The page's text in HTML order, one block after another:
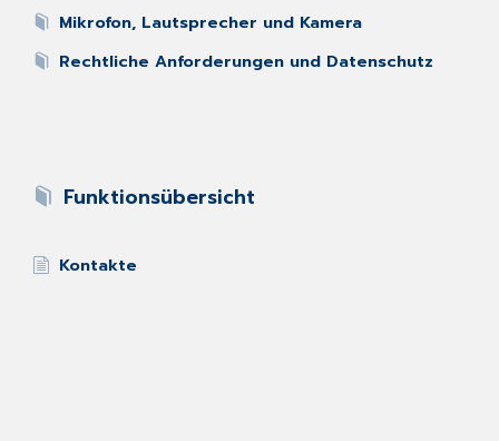
Mikrofon, Lautsprecher und Kamera
Rechtliche Anforderungen und Datenschutz
Funktionsübersicht
Kontakte